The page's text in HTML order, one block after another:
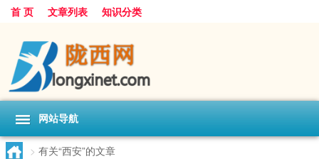
首 页 文章列表 知识分类
网站导航
> 有关“西安”的文章